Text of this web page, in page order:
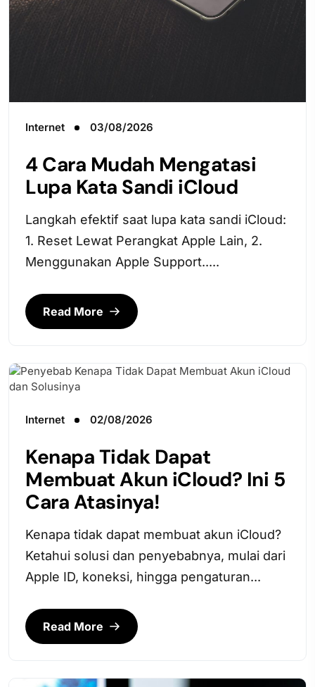
Internet 03/08/2026
4 Cara Mudah Mengatasi
Lupa Kata Sandi iCloud
Langkah efektif saat lupa kata sandi iCloud:
1. Reset Lewat Perangkat Apple Lain, 2.
Menggunakan Apple Support.....
Read More
Internet 02/08/2026
Kenapa Tidak Dapat
Membuat Akun iCloud? Ini 5
Cara Atasinya!
Kenapa tidak dapat membuat akun iCloud?
Ketahui solusi dan penyebabnya, mulai dari
Apple ID, koneksi, hingga pengaturan...
Read More